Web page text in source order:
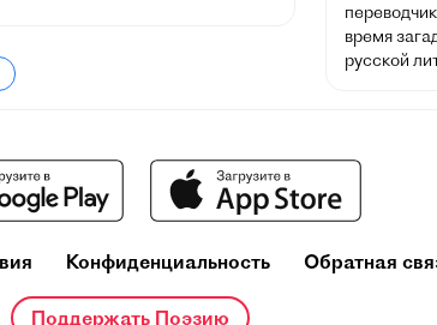
время
русской
Конфиденциальность Обратная
Поддержать Поэзию